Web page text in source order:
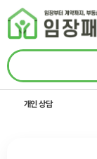
콘텐츠로
건너뛰기
개인 상담